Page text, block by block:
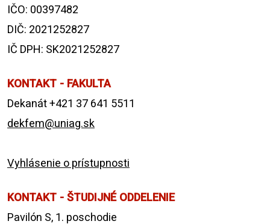
IČO: 00397482
DIČ: 2021252827
IČ DPH: SK2021252827
KONTAKT - FAKULTA
Dekanát +421 37 641 5511
dekfem@uniag.sk
Vyhlásenie o prístupnosti
KONTAKT - ŠTUDIJNÉ ODDELENIE
Pavilón S, 1. poschodie